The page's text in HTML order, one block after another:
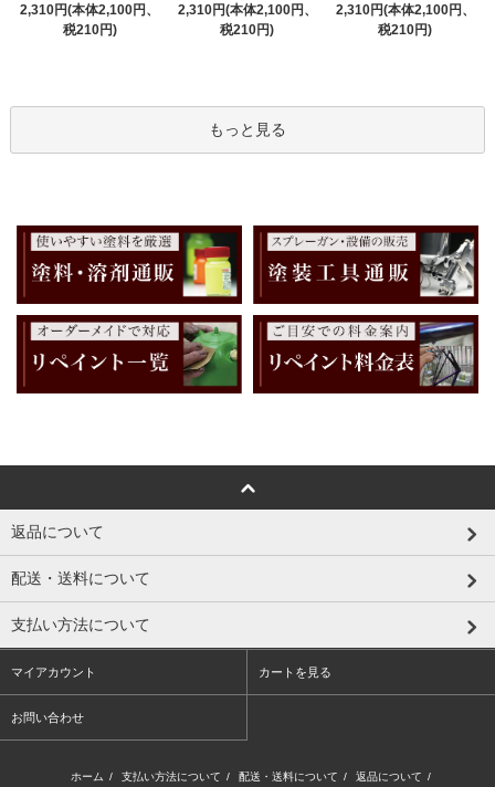
2,310円(本体2,100円、
税210円)
2,310円(本体2,100円、
税210円)
2,310円(本体2,100円、
税210円)
もっと見る
返品について
配送・送料について
支払い方法について
マイアカウント カートを見る
お問い合わせ
ホーム / 支払い方法について / 配送・送料について / 返品について /